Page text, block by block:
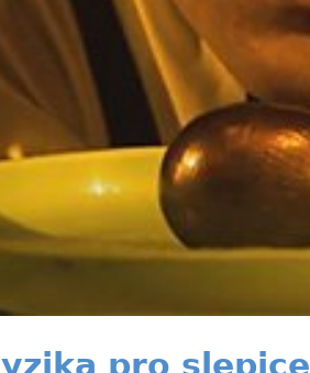
pro slepice